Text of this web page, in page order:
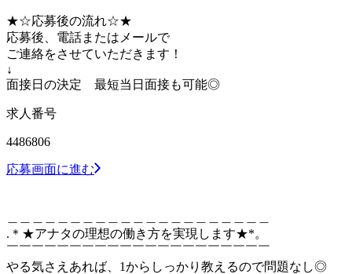
★☆応募後の流れ☆★
応募後、電話またはメールで
ご連絡をさせていただきます！
↓
面接日の決定 最短当日面接も可能◎
求人番号
4486806
応募画面に進む
.＊★アナタの理想の働き方を実現します★*。
￣￣￣￣￣￣￣￣￣￣￣￣￣￣￣￣￣￣￣￣￣
やる気さえあれば、1からしっかり教えるので問題なし◎